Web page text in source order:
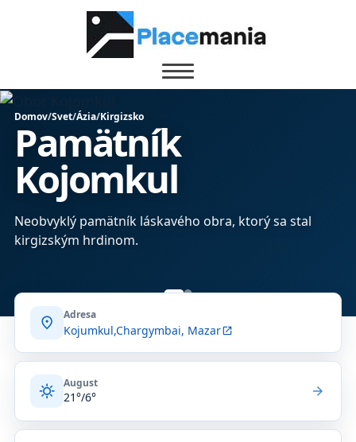
Domov/Svet/Ázia/Kirgizsko
Pamätník
Kojomkul
Neobvyklý pamätník láskavého obra, ktorý sa stal
kirgizským hrdinom.
location_on Adresa
Kojumkul,Chargymbai, Mazaropen_in_new
sunny August
21°/6° arrow_forward